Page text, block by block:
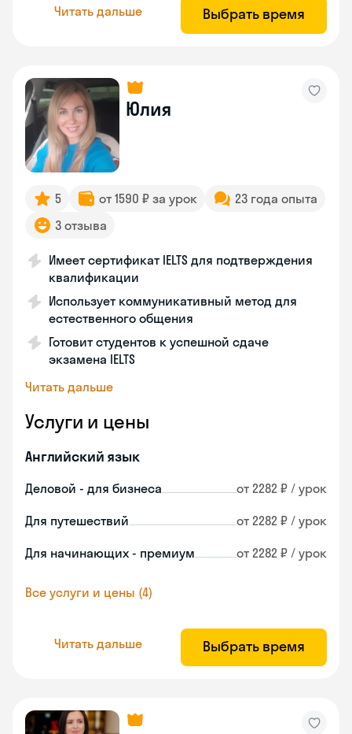
Читать дальше Выбрать время
Юлия
5 от 1590 ₽ за урок
23 года опыта
3 отзыва
Имеет сертификат IELTS для подтверждения
квалификации
Использует коммуникативный метод для
естественного общения
Готовит студентов к успешной сдаче
экзамена IELTS
Читать дальше
Услуги и цены
Английский язык
Деловой - для бизнеса от 2282 ₽ / урок
Для путешествий от 2282 ₽ / урок
Для начинающих - премиум от 2282 ₽ / урок
Все услуги и цены (4)
Читать дальше Выбрать время